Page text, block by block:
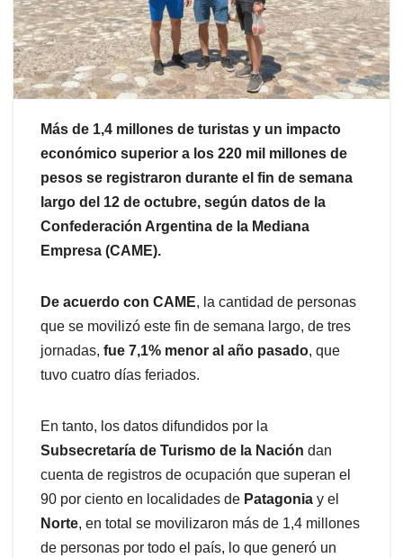
Más de 1,4 millones de turistas y un impacto
económico superior a los 220 mil millones de
pesos se registraron durante el fin de semana
largo del 12 de octubre, según datos de la
Confederación Argentina de la Mediana
Empresa (CAME).
De acuerdo con CAME, la cantidad de personas
que se movilizó este fin de semana largo, de tres
jornadas, fue 7,1% menor al año pasado, que
tuvo cuatro días feriados.
En tanto, los datos difundidos por la
Subsecretaría de Turismo de la Nación dan
cuenta de registros de ocupación que superan el
90 por ciento en localidades de Patagonia y el
Norte, en total se movilizaron más de 1,4 millones
de personas por todo el país, lo que generó un